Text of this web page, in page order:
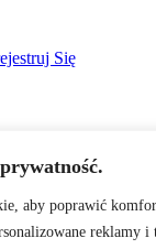
aby poprawić
reklamy i
Się